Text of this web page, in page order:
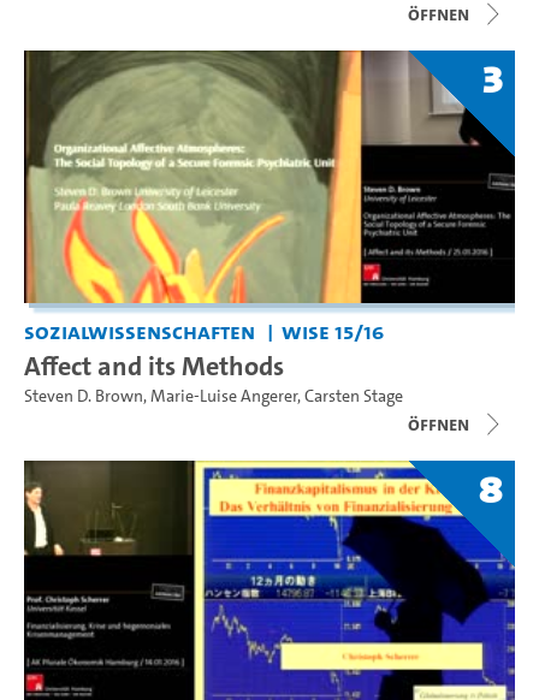
Öffnen
3
Sozialwissenschaften WiSe 15/16
Affect and its Methods
Steven D. Brown,Marie-Luise Angerer,Carsten Stage
Öffnen
8